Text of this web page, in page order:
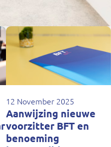
12 November 2025
Aanwijzing nieuwe
voorzitter BFT en
benoeming